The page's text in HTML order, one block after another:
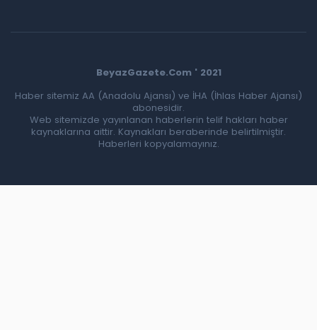
BeyazGazete.Com ' 2021
Haber sitemiz AA (Anadolu Ajansı) ve İHA (İhlas Haber Ajansı)
abonesidir.
Web sitemizde yayınlanan haberlerin telif hakları haber
kaynaklarına aittir. Kaynakları beraberinde belirtilmiştir.
Haberleri kopyalamayınız.